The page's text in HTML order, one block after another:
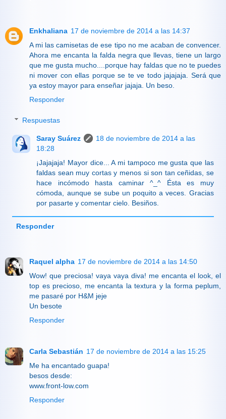
Enkhaliana 17 de noviembre de 2014 a las 14:37
A mi las camisetas de ese tipo no me acaban de convencer.
Ahora me encanta la falda negra que llevas, tiene un largo
que me gusta mucho....porque hay faldas que no te puedes
ni mover con ellas porque se te ve todo jajajaja. Será que
ya estoy mayor para enseñar jajaja. Un beso.
Responder
Respuestas
Saray Suárez
18 de noviembre de 2014 a las
18:28
¡Jajajaja! Mayor dice... A mi tampoco me gusta que las
faldas sean muy cortas y menos si son tan ceñidas, se
hace incómodo hasta caminar ^_^ Ésta es muy
cómoda, aunque se sube un poquito a veces. Gracias
por pasarte y comentar cielo. Besiños.
Responder
Raquel alpha 17 de noviembre de 2014 a las 14:50
Wow! que preciosa! vaya vaya diva! me encanta el look, el
top es precioso, me encanta la textura y la forma peplum,
me pasaré por H&M jeje
Un besote
Responder
Carla Sebastián 17 de noviembre de 2014 a las 15:25
Me ha encantado guapa!
besos desde:
www.front-low.com
Responder